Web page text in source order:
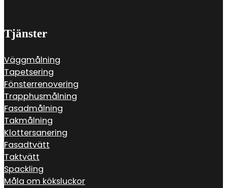
Tjänster
Väggmålning
Tapetsering
Fönsterrenovering
Trapphusmålning
Fasadmålning
Takmålning
Klottersanering
Fasadtvätt
Taktvätt
Spackling
Måla om köksluckor